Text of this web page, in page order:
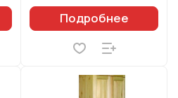
Подробнее